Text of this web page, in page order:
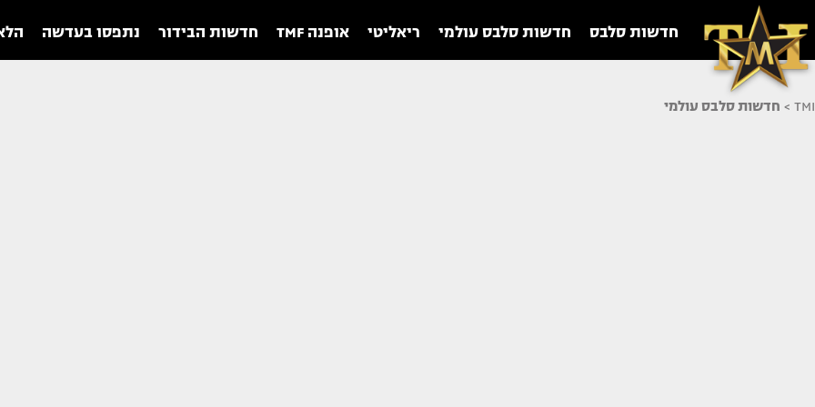
חדשות סלבס חדשות סלבס עולמי ריאליטי אופנה TMF חדשות הבידור נתפסו בעדשה
TMI
> חדשות סלבס עולמי